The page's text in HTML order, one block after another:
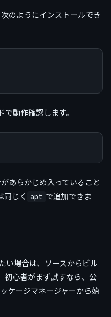
のようにインストールでき
動作確認します。
あらかじめ入っていること
同じく apt で追加できま
い場合は、ソースからビル
初心者がまず試すなら、公
ケージマネージャーから始